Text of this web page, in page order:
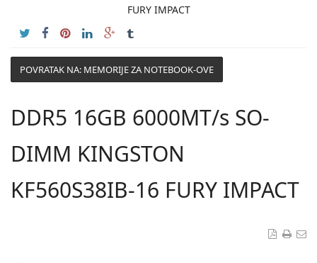
FURY IMPACT
POVRATAK NA: MEMORIJE ZA NOTEBOOK-OVE
DDR5 16GB 6000MT/s SO-
DIMM KINGSTON
KF560S38IB-16 FURY IMPACT